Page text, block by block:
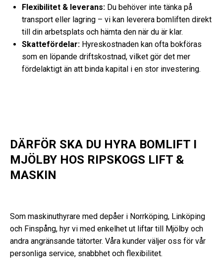
Flexibilitet & leverans: Du behöver inte tänka på
transport eller lagring – vi kan leverera bomliften direkt
till din arbetsplats och hämta den när du är klar.
Skattefördelar: Hyreskostnaden kan ofta bokföras
som en löpande driftskostnad, vilket gör det mer
fördelaktigt än att binda kapital i en stor investering.
DÄRFÖR SKA DU HYRA BOMLIFT I
MJÖLBY HOS RIPSKOGS LIFT &
MASKIN
Som maskinuthyrare med depåer i Norrköping, Linköping
och Finspång, hyr vi med enkelhet ut liftar till Mjölby och
andra angränsande tätorter. Våra kunder väljer oss för vår
personliga service, snabbhet och flexibilitet.